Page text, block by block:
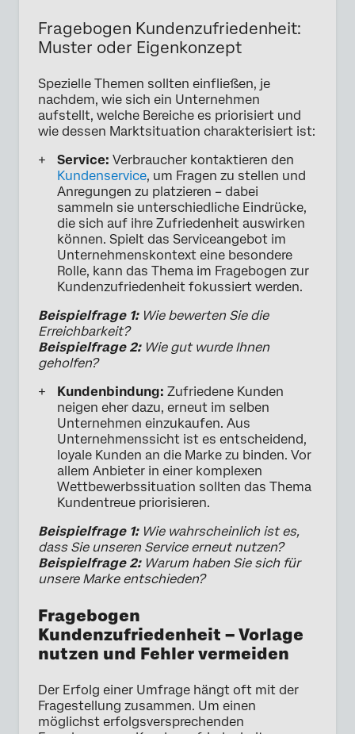
Fragebogen Kundenzufriedenheit:
Muster oder Eigenkonzept
Spezielle Themen sollten einfließen, je
nachdem, wie sich ein Unternehmen
aufstellt, welche Bereiche es priorisiert und
wie dessen Marktsituation charakterisiert ist:
Service: Verbraucher kontaktieren den
Kundenservice, um Fragen zu stellen und
Anregungen zu platzieren – dabei
sammeln sie unterschiedliche Eindrücke,
die sich auf ihre Zufriedenheit auswirken
können. Spielt das Serviceangebot im
Unternehmenskontext eine besondere
Rolle, kann das Thema im Fragebogen zur
Kundenzufriedenheit fokussiert werden.
Beispielfrage 1:Wie bewerten Sie die
Erreichbarkeit?
Beispielfrage 2:Wie gut wurde Ihnen
geholfen?
Kundenbindung: Zufriedene Kunden
neigen eher dazu, erneut im selben
Unternehmen einzukaufen. Aus
Unternehmenssicht ist es entscheidend,
loyale Kunden an die Marke zu binden. Vor
allem Anbieter in einer komplexen
Wettbewerbssituation sollten das Thema
Kundentreue priorisieren.
Beispielfrage 1: Wie wahrscheinlich ist es,
dass Sie unseren Service erneut nutzen?
Beispielfrage 2:Warum haben Sie sich für
unsere Marke entschieden?
Fragebogen
Kundenzufriedenheit – Vorlage
nutzen und Fehler vermeiden
Der Erfolg einer Umfrage hängt oft mit der
Fragestellung zusammen. Um einen
möglichst erfolgsversprechenden